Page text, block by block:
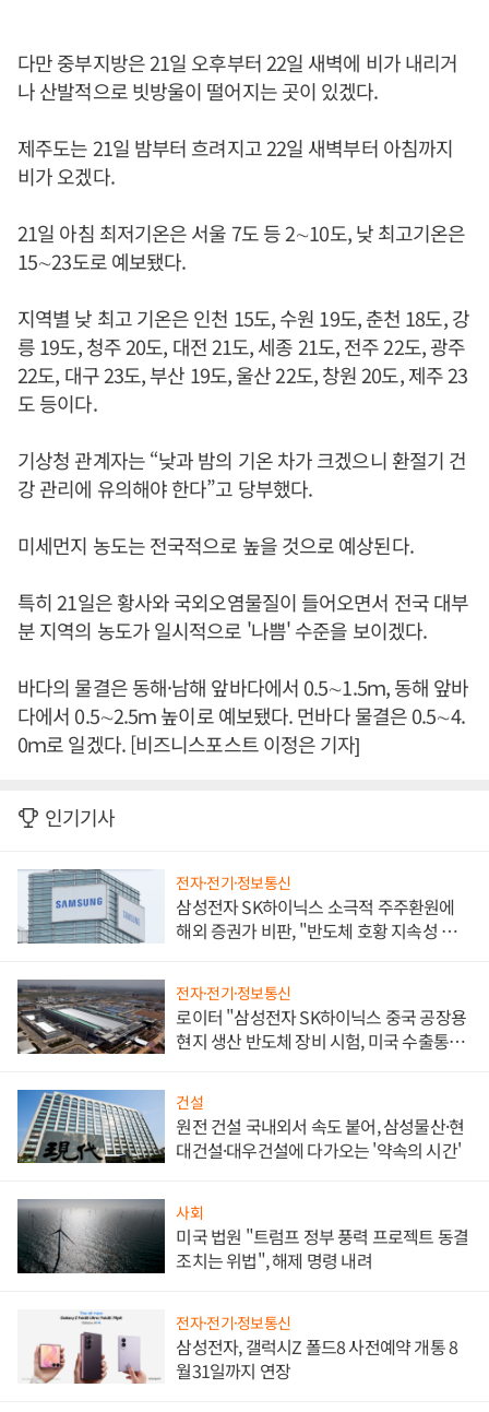
다만 중부지방은 21일 오후부터 22일 새벽에 비가 내리거
나 산발적으로 빗방울이 떨어지는 곳이 있겠다.
제주도는 21일 밤부터 흐려지고 22일 새벽부터 아침까지
비가 오겠다.
21일 아침 최저기온은 서울 7도 등 2∼10도, 낮 최고기온은
15∼23도로 예보됐다.
지역별 낮 최고 기온은 인천 15도, 수원 19도, 춘천 18도, 강
릉 19도, 청주 20도, 대전 21도, 세종 21도, 전주 22도, 광주
22도, 대구 23도, 부산 19도, 울산 22도, 창원 20도, 제주 23
도 등이다.
기상청 관계자는 “낮과 밤의 기온 차가 크겠으니 환절기 건
강 관리에 유의해야 한다”고 당부했다.
미세먼지 농도는 전국적으로 높을 것으로 예상된다.
특히 21일은 황사와 국외오염물질이 들어오면서 전국 대부
분 지역의 농도가 일시적으로 '나쁨' 수준을 보이겠다.
바다의 물결은 동해·남해 앞바다에서 0.5∼1.5ｍ, 동해 앞바
다에서 0.5∼2.5ｍ 높이로 예보됐다. 먼바다 물결은 0.5∼4.
0ｍ로 일겠다. [비즈니스포스트 이정은 기자]
인기기사
전자·전기·정보통신
삼성전자 SK하이닉스 소극적 주주환원에
해외 증권가 비판, "반도체 호황 지속성 의
전자·전기·정보통신
로이터 "삼성전자 SK하이닉스 중국 공장용
현지 생산 반도체 장비 시험, 미국 수출통제
건설
원전 건설 국내외서 속도 붙어, 삼성물산·현
대건설·대우건설에 다가오는 '약속의 시간'
사회
미국 법원 "트럼프 정부 풍력 프로젝트 동결
조치는 위법", 해제 명령 내려
전자·전기·정보통신
삼성전자, 갤럭시Z 폴드8 사전예약 개통 8
월31일까지 연장